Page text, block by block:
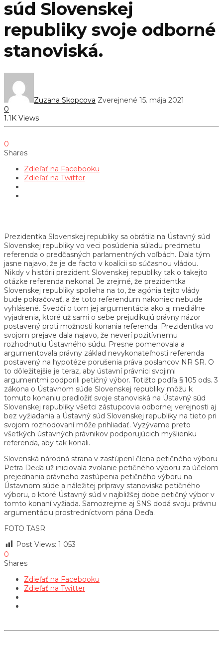
súd Slovenskej
republiky svoje odborné
stanoviská.
Zuzana Skopcova Zverejnené 15. mája 2021
0
1.1K Views
0
Shares
Zdieľať na Facebooku
Zdieľať na Twitter
Prezidentka Slovenskej republiky sa obrátila na Ústavný súd
Slovenskej republiky vo veci posúdenia súladu predmetu
referenda o predčasných parlamentných voľbách. Dala tým
jasne najavo, že je de facto v koalícii so súčasnou vládou.
Nikdy v histórii prezident Slovenskej republiky tak o takejto
otázke referenda nekonal. Je zrejmé, že prezidentka
Slovenskej republiky spolieha na to, že agónia tejto vlády
bude pokračovať, a že toto referendum nakoniec nebude
vyhlásené. Svedčí o tom jej argumentácia ako aj mediálne
vyjadrenia, ktoré už sami o sebe prejudikujú právny názor
postavený proti možnosti konania referenda. Prezidentka vo
svojom prejave dala najavo, že neverí pozitívnemu
rozhodnutiu Ústavného súdu. Presne pomenovala a
argumentovala právny základ nevykonateľnosti referenda
postavený na hypotéze porušenia práva poslancov NR SR. O
to dôležitejšie je teraz, aby ústavní právnici svojimi
argumentmi podporili petičný výbor. Totižto podľa § 105 ods. 3
zákona o Ústavnom súde Slovenskej republiky môžu k
tomuto konaniu predložiť svoje stanoviská na Ústavný súd
Slovenskej republiky všetci zástupcovia odbornej verejnosti aj
bez vyžiadania a Ústavný súd Slovenskej republiky na tieto pri
svojom rozhodovaní môže prihliadať. Vyzývame preto
všetkých ústavných právnikov podporujúcich myšlienku
referenda, aby tak konali.
Slovenská národná strana v zastúpení člena petičného výboru
Petra Deďa už iniciovala zvolanie petičného výboru za účelom
prejednania právneho zastúpenia petičného výboru na
Ústavnom súde a náležitej prípravy stanoviska petičného
výboru, o ktoré Ústavný súd v najbližšej dobe petičný výbor v
tomto konaní vyžiada. Samozrejme aj SNS dodá svoju právnu
argumentáciu prostredníctvom pána Deďa.
FOTO TASR
Post Views: 1 053
0
Shares
Zdieľať na Facebooku
Zdieľať na Twitter